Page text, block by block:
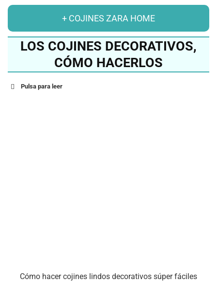
+ COJINES ZARA HOME
LOS COJINES DECORATIVOS,
CÓMO HACERLOS
Pulsa para leer
Cómo hacer cojines lindos decorativos súper fáciles